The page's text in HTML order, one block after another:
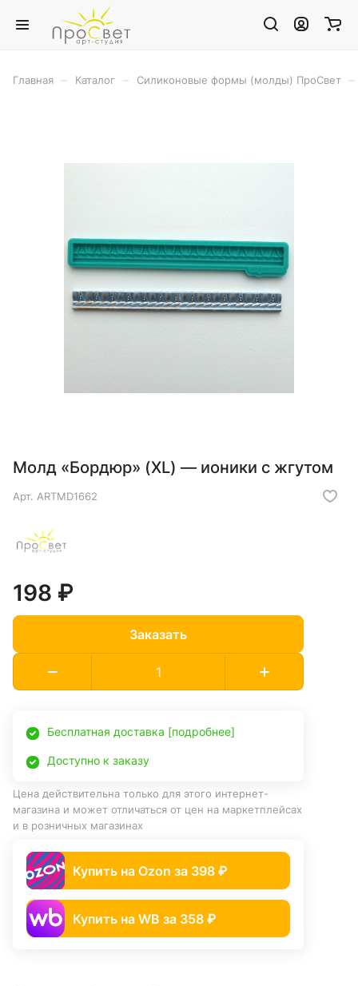
Главная Каталог Силиконовые формы (молды) ПроСвет
Молд «Бордюр» (XL) — ионики с жгутом
Арт. ARTMD1662
198 ₽
Заказать
Бесплатная доставка [подробнее]
Доступно к заказу
Цена действительна только для этого интернет-
магазина и может отличаться от цен на маркетплейсах
и в розничных магазинах
Купить на Ozon за 398 ₽
Купить на WB за 358 ₽